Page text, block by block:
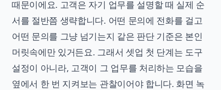
때문이에요. 고객은 자기 업무를 설명할 때 실제 순
서를 절반쯤 생략합니다. 어떤 문의에 전화를 걸고
어떤 문의를 그냥 넘기는지 같은 판단 기준은 본인
머릿속에만 있거든요. 그래서 셋업 첫 단계는 도구
설정이 아니라, 고객이 그 업무를 처리하는 모습을
옆에서 한 번 지켜보는 관찰이어야 합니다. 화면 녹